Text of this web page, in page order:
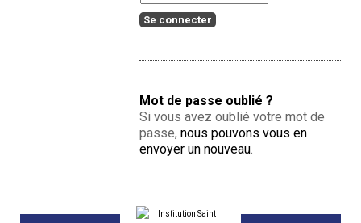
Mot de passe oublié ?
Si vous avez oublié votre mot de
passe, nous pouvons vous en
envoyer un nouveau.